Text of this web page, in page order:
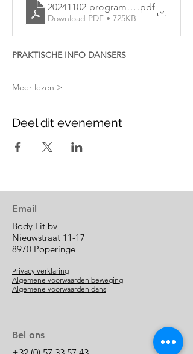
20241102-programma-opendeur
.pdf
Download PDF • 725KB
PRAKTISCHE INFO DANSERS
Meer lezen >
Deel dit evenement
Email
Body Fit bv
Nieuwstraat 11-17
8970 Poperinge
Privacy verklaring
Algemene voorwaarden beweging
Algemene voorwaarden dans
Bel ons